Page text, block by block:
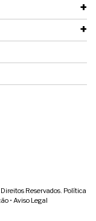
Reservados. Política
• Aviso Legal